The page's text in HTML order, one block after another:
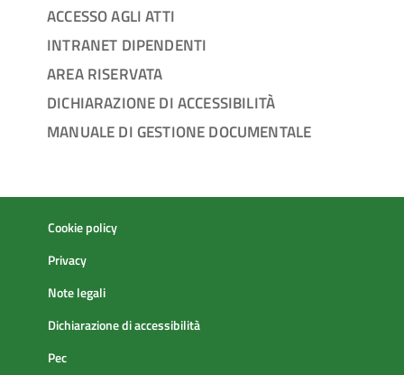
ACCESSO AGLI ATTI
INTRANET DIPENDENTI
AREA RISERVATA
DICHIARAZIONE DI ACCESSIBILITÀ
MANUALE DI GESTIONE DOCUMENTALE
Cookie policy
Privacy
Note legali
Dichiarazione di accessibilità
Pec